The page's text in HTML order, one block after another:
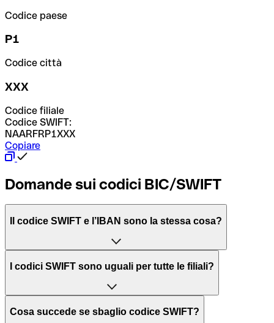
Codice paese
P1
Codice città
XXX
Codice filiale
Codice SWIFT:
NAARFRP1XXX
Copiare
Domande sui codici BIC/SWIFT
Il codice SWIFT e l’IBAN sono la stessa cosa?
L'acronimo SWIFT sta per “Society for Worldwide
per l’elaborazione dei pagamenti tra diversi Paesi.
I codici SWIFT sono uguali per tutte le filiali?
Dipende dalle banche. In alcuni casi le banche utilizzano
Cosa succede se sbaglio codice SWIFT?